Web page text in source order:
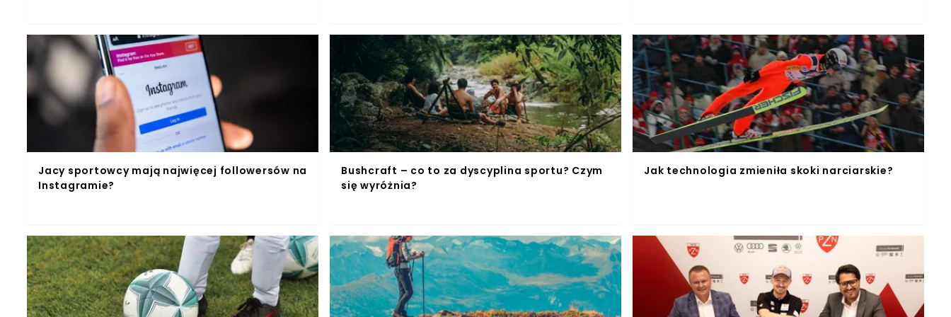
Jacy sportowcy mają najwięcej followersów na
Instagramie?
Bushcraft – co to za dyscyplina sportu? Czym
się wyróżnia?
Jak technologia zmieniła skoki narciarskie?